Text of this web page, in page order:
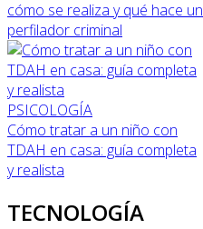
cómo se realiza y qué hace un
perfilador criminal
PSICOLOGÍA
Cómo tratar a un niño con
TDAH en casa: guía completa
y realista
TECNOLOGÍA